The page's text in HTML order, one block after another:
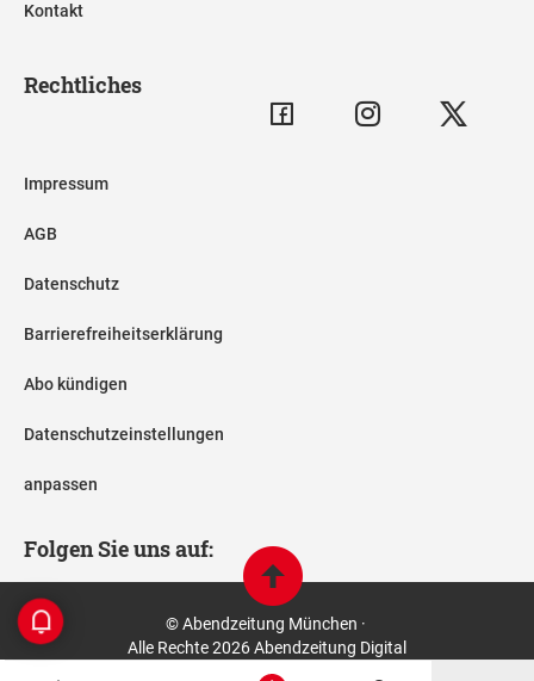
Kontakt
Rechtliches
Impressum
AGB
Datenschutz
Barrierefreiheitserklärung
Abo kündigen
Datenschutzeinstellungen
anpassen
Folgen Sie uns auf:
© Abendzeitung München ·
Alle Rechte 2026 Abendzeitung Digital